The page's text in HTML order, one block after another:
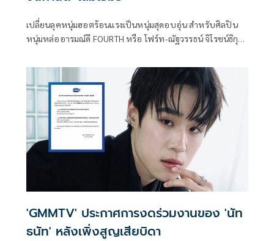
เปลี่ยนลุคหนุ่มฮอตร้อนแรงเป็นหนุ่มสุดอบอุ่น สำหรับศิลปิน
หนุ่มหล่ออารมณ์ดี FOURTH หรือ โฟร์ท-ณัฐวรรธน์ จิโรชน์ธิกุล
R&B อยู่ด้วยกันนะ (Every Single Day) พร้อมดึงนางเอกสาว
สวย พรีม-ชนิกานต์ ตังกบดี ร่วมแสดงเอ็มวี เปลี่ยนบรรยากาศ
ค่ำคืนที่วุ่นวายให้กลายเป็นคืนเรียบง่ายเมื่อได้เจอ “คนที่ใช่”
แถมได้นักแต่งเพลงมือทอง เบื้องหลังความสำเร็จเพลงดังอย่าง
OZEEOOS (โอซีอุส) หรือ อู๊ด-อำนาจ ศรีสังข์ มาแต่งเนื้อร้อง
และทำหน้าที่โปรดิวเซอร์ สร้างโทนดนตรีที่นุ่มและเข้าถึงง่ายให้
กับซิงเกิลนี้อีกด้วย
'GMMTV' ประกาศการงดร่วมงานของ 'นัท
ธนัท' หลังเพิ่งสูญเสียบิดา